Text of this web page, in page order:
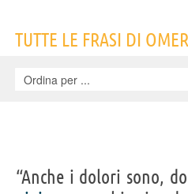
IDENTIKIT E DATI ANAGRAFICI
Cognome
TUTTE LE FRASI DI
“Anche i dolori sono,